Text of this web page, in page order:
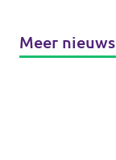
Meer nieuws